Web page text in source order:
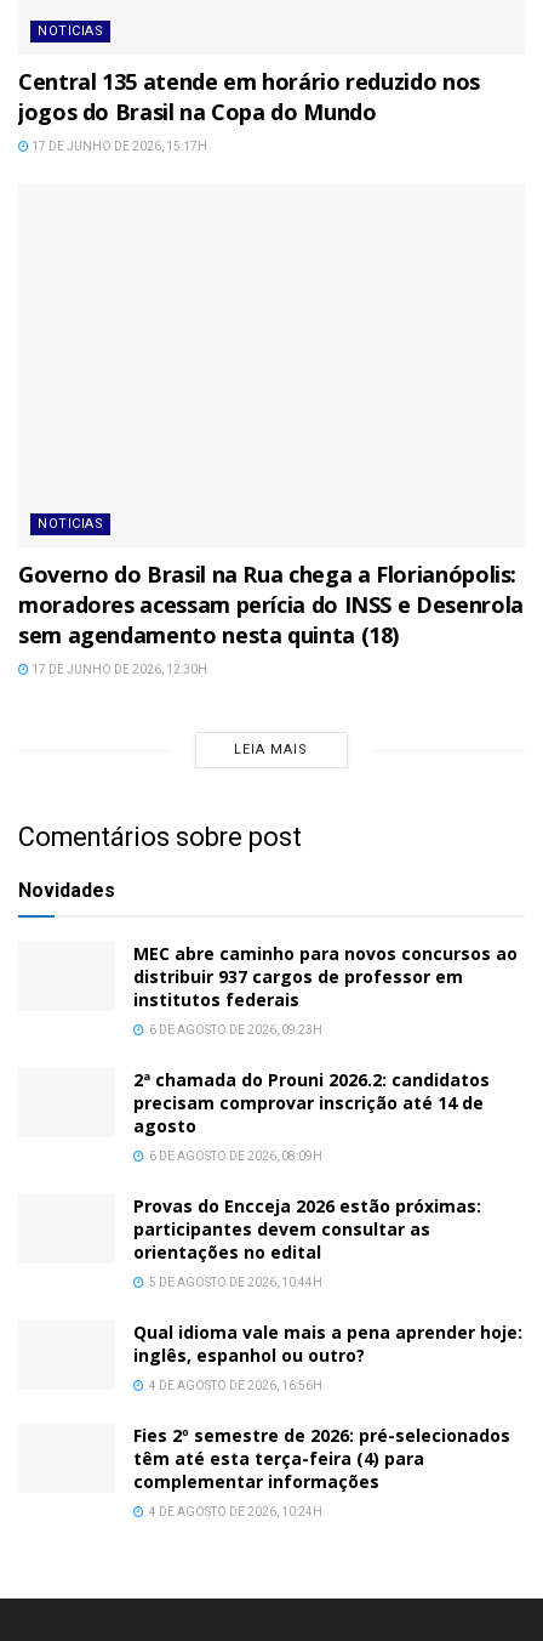
NOTICIAS
Central 135 atende em horário reduzido nos
jogos do Brasil na Copa do Mundo
17 DE JUNHO DE 2026, 15:17H
NOTICIAS
Governo do Brasil na Rua chega a Florianópolis:
moradores acessam perícia do INSS e Desenrola
sem agendamento nesta quinta (18)
17 DE JUNHO DE 2026, 12:30H
LEIA MAIS
Comentários sobre post
Novidades
MEC abre caminho para novos concursos ao
distribuir 937 cargos de professor em
institutos federais
6 DE AGOSTO DE 2026, 09:23H
2ª chamada do Prouni 2026.2: candidatos
precisam comprovar inscrição até 14 de
agosto
6 DE AGOSTO DE 2026, 08:09H
Provas do Encceja 2026 estão próximas:
participantes devem consultar as
orientações no edital
5 DE AGOSTO DE 2026, 10:44H
Qual idioma vale mais a pena aprender hoje:
inglês, espanhol ou outro?
4 DE AGOSTO DE 2026, 16:56H
Fies 2º semestre de 2026: pré-selecionados
têm até esta terça-feira (4) para
complementar informações
4 DE AGOSTO DE 2026, 10:24H